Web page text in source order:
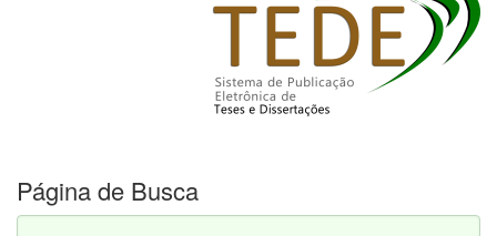
Página de Busca